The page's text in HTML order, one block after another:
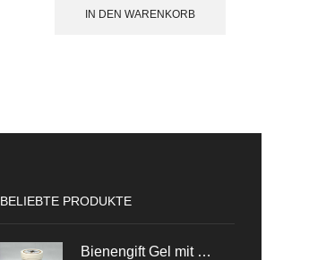
IN DEN WARENKORB
BELIEBTE PRODUKTE
Bienengift Gel mit Kräuter